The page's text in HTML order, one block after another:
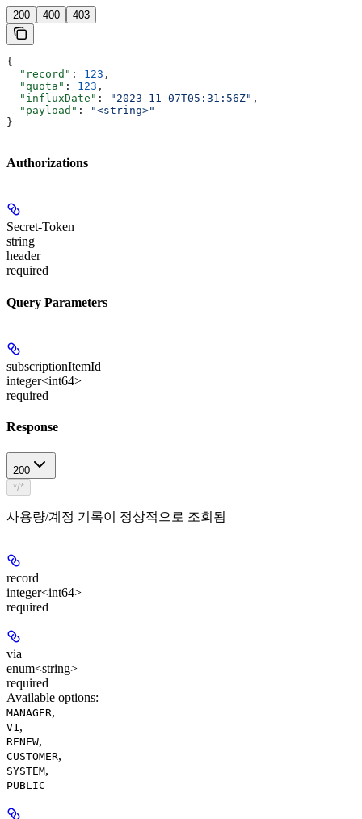
200 400 403
{
  "record"
: 123 ,
  "quota"
: 123 ,
  "influxDate"
: "2023-11-07T05:31:56Z" ,
  "payload"
:
"<string>"
}
Authorizations
Secret-Token
string
header
required
Query Parameters
subscriptionItemId
integer<int64>
required
Response
200
*/*
사용량/계정 기록이 정상적으로 조회됨
record
integer<int64>
required
via
enum<string>
required
Available options:
MANAGER,
V1 ,
RENEW,
CUSTOMER,
SYSTEM,
PUBLIC